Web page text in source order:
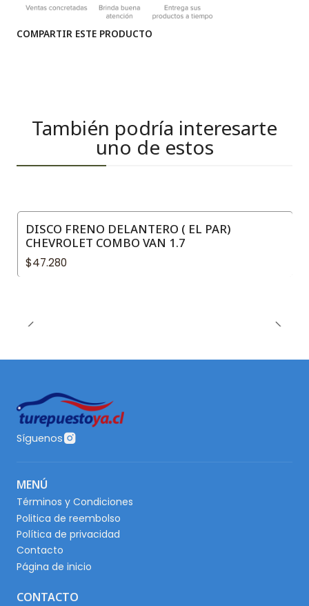
COMPARTIR ESTE PRODUCTO
También podría interesarte
uno de estos
DISCO FRENO DELANTERO ( EL PAR)
CHEVROLET COMBO VAN 1.7
$47.280
Síguenos
MENÚ
Términos y Condiciones
Politica de reembolso
Política de privacidad
Contacto
Página de inicio
CONTACTO